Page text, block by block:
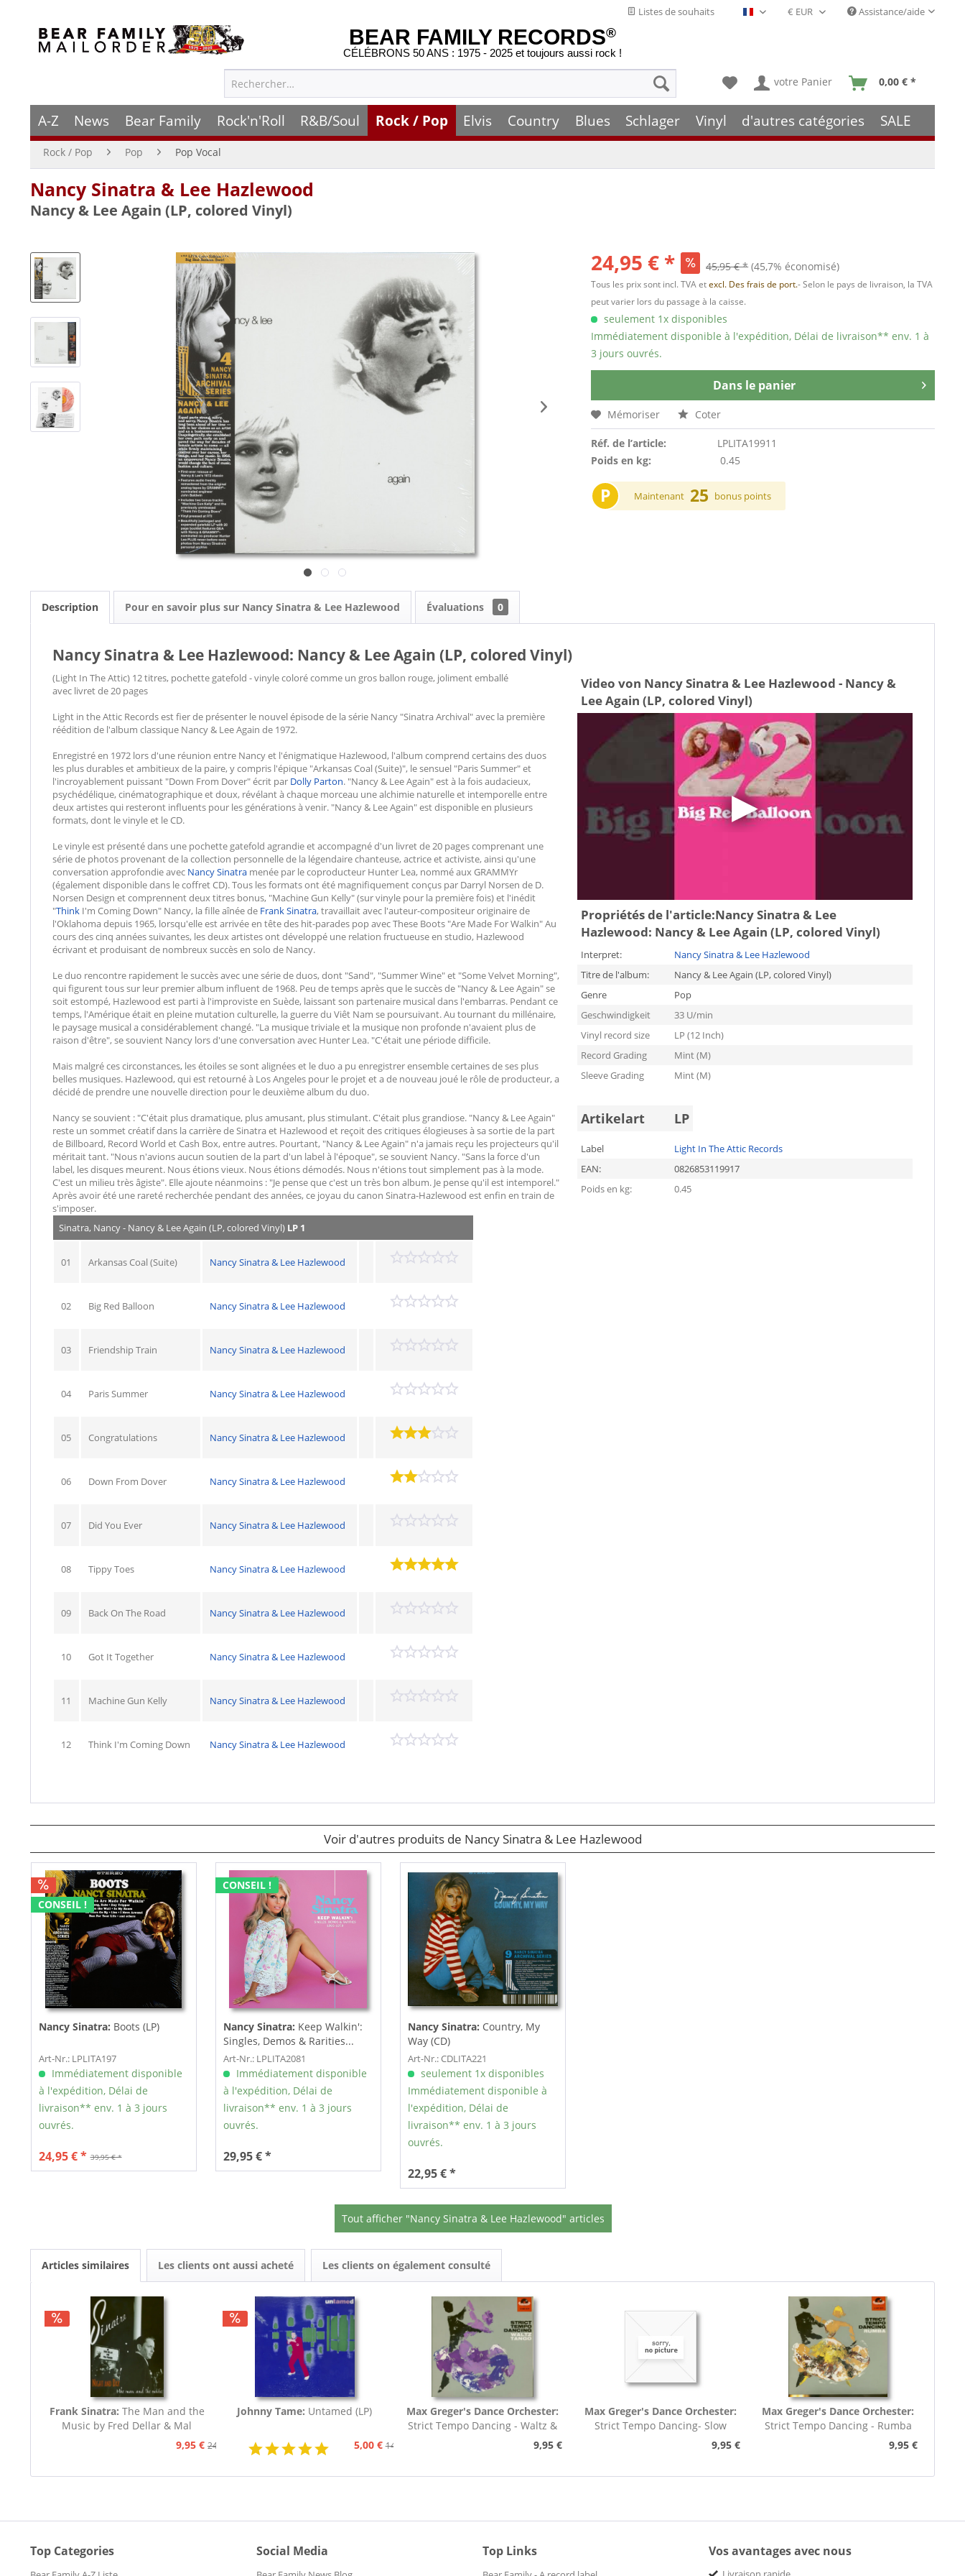
Listes de souhaits Français- FR Assistance/aide
BEAR FAMILY RECORDS®
CÉLÉBRONS 50 ANS : 1975 - 2025 et toujours aussi rock !
votre Panier 0,00 € *
A-Z News Bear Family Rock'n'Roll R&B/Soul Rock / Pop Elvis Country Blues Schlager Vinyl d'autres catégories SALE
Rock / Pop Pop Pop Vocal
Nancy Sinatra & Lee Hazlewood
Nancy & Lee Again (LP, colored Vinyl)
24,95 € * 45,95 € * (45,7% économisé)
Tous les prix sont incl. TVA etexcl. Des frais de port.- Selon le pays de livraison, la TVA
peut varier lors du passage à la caisse.
seulement 1x disponibles
Immédiatement disponible à l'expédition, Délai de livraison** env. 1 à
3 jours ouvrés.
Dans le panier
Mémoriser Coter
Réf. de l’article:
LPLITA19911
Poids en kg:
0.45
P Maintenant 25 bonus points
Description Pour en savoir plus sur Nancy Sinatra & Lee Hazlewood Évaluations 0
Nancy Sinatra & Lee Hazlewood: Nancy & Lee Again (LP, colored Vinyl)
(Light In The Attic) 12 titres, pochette gatefold - vinyle coloré comme un gros ballon rouge, joliment emballé
avec livret de 20 pages
Light in the Attic Records est fier de présenter le nouvel épisode de la série Nancy "Sinatra Archival" avec la première
réédition de l'album classique Nancy & Lee Again de 1972.
Enregistré en 1972 lors d'une réunion entre Nancy et l'énigmatique Hazlewood, l'album comprend certains des duos
les plus durables et ambitieux de la paire, y compris l'épique "Arkansas Coal (Suite)", le sensuel "Paris Summer" et
l'incroyablement puissant "Down From Dover" écrit par Dolly Parton. "Nancy & Lee Again" est à la fois audacieux,
psychédélique, cinématographique et doux, révélant à chaque morceau une alchimie naturelle et intemporelle entre
deux artistes qui resteront influents pour les générations à venir. "Nancy & Lee Again" est disponible en plusieurs
formats, dont le vinyle et le CD.
Le vinyle est présenté dans une pochette gatefold agrandie et accompagné d'un livret de 20 pages comprenant une
série de photos provenant de la collection personnelle de la légendaire chanteuse, actrice et activiste, ainsi qu'une
conversation approfondie avec Nancy Sinatra menée par le coproducteur Hunter Lea, nommé aux GRAMMYr
(également disponible dans le coffret CD). Tous les formats ont été magnifiquement conçus par Darryl Norsen de D.
Norsen Design et comprennent deux titres bonus, "Machine Gun Kelly" (sur vinyle pour la première fois) et l'inédit
"Think I'm Coming Down" Nancy, la fille aînée de Frank Sinatra, travaillait avec l'auteur-compositeur originaire de
l'Oklahoma depuis 1965, lorsqu'elle est arrivée en tête des hit-parades pop avec These Boots "Are Made For Walkin" Au
cours des cinq années suivantes, les deux artistes ont développé une relation fructueuse en studio, Hazlewood
écrivant et produisant de nombreux succès en solo de Nancy.
Le duo rencontre rapidement le succès avec une série de duos, dont "Sand", "Summer Wine" et "Some Velvet Morning",
qui figurent tous sur leur premier album influent de 1968. Peu de temps après que le succès de "Nancy & Lee Again" se
soit estompé, Hazlewood est parti à l'improviste en Suède, laissant son partenaire musical dans l'embarras. Pendant ce
temps, l'Amérique était en pleine mutation culturelle, la guerre du Viêt Nam se poursuivant. Au tournant du millénaire,
le paysage musical a considérablement changé. "La musique triviale et la musique non profonde n'avaient plus de
raison d'être", se souvient Nancy lors d'une conversation avec Hunter Lea. "C'était une période difficile.
Mais malgré ces circonstances, les étoiles se sont alignées et le duo a pu enregistrer ensemble certaines de ses plus
belles musiques. Hazlewood, qui est retourné à Los Angeles pour le projet et a de nouveau joué le rôle de producteur, a
décidé de prendre une nouvelle direction pour le deuxième album du duo.
Nancy se souvient : "C'était plus dramatique, plus amusant, plus stimulant. C'était plus grandiose. "Nancy & Lee Again"
reste un sommet créatif dans la carrière de Sinatra et Hazlewood et reçoit des critiques élogieuses à sa sortie de la part
de Billboard, Record World et Cash Box, entre autres. Pourtant, "Nancy & Lee Again" n'a jamais reçu les projecteurs qu'il
méritait tant. "Nous n'avions aucun soutien de la part d'un label à l'époque", se souvient Nancy. "Sans la force d'un
label, les disques meurent. Nous étions vieux. Nous étions démodés. Nous n'étions tout simplement pas à la mode.
C'est un milieu très âgiste". Elle ajoute néanmoins : "Je pense que c'est un très bon album. Je pense qu'il est intemporel."
Après avoir été une rareté recherchée pendant des années, ce joyau du canon Sinatra-Hazlewood est enfin en train de
s'imposer.
Video von Nancy Sinatra & Lee Hazlewood - Nancy &
Lee Again (LP, colored Vinyl)
Propriétés de l'article:Nancy Sinatra & Lee
Hazlewood: Nancy & Lee Again (LP, colored Vinyl)
Interpret:
Nancy Sinatra & Lee Hazlewood
Titre de l'album:
Nancy & Lee Again (LP, colored Vinyl)
Genre
Pop
Geschwindigkeit
33 U/min
Vinyl record size
LP (12 Inch)
Record Grading
Mint (M)
Sleeve Grading
Mint (M)
Artikelart LP
Label
Light In The Attic Records
EAN:
0826853119917
Poids en kg:
0.45
Sinatra, Nancy - Nancy & Lee Again (LP, colored Vinyl) LP 1
01 Arkansas Coal (Suite) Nancy Sinatra & Lee Hazlewood
02 Big Red Balloon Nancy Sinatra & Lee Hazlewood
03 Friendship Train Nancy Sinatra & Lee Hazlewood
04 Paris Summer Nancy Sinatra & Lee Hazlewood
05 Congratulations Nancy Sinatra & Lee Hazlewood
06 Down From Dover Nancy Sinatra & Lee Hazlewood
07 Did You Ever Nancy Sinatra & Lee Hazlewood
08 Tippy Toes Nancy Sinatra & Lee Hazlewood
09 Back On The Road Nancy Sinatra & Lee Hazlewood
10 Got It Together Nancy Sinatra & Lee Hazlewood
11 Machine Gun Kelly Nancy Sinatra & Lee Hazlewood
12 Think I'm Coming Down Nancy Sinatra & Lee Hazlewood
Voir d'autres produits de Nancy Sinatra & Lee Hazlewood
CONSEIL !
Nancy Sinatra: Boots (LP)
Art-Nr.: LPLITA197
Immédiatement disponible
à l'expédition, Délai de
livraison** env. 1 à 3 jours
ouvrés.
39,95 € *
24,95 € *
CONSEIL !
Nancy Sinatra: Keep Walkin':
Singles, Demos & Rarities...
Art-Nr.: LPLITA2081
Immédiatement disponible
à l'expédition, Délai de
livraison** env. 1 à 3 jours
ouvrés.
29,95 € *
Nancy Sinatra: Country, My
Way (CD)
Art-Nr.: CDLITA221
seulement 1x disponibles
Immédiatement disponible à
l'expédition, Délai de
livraison** env. 1 à 3 jours
ouvrés.
22,95 € *
Tout afficher "Nancy Sinatra & Lee Hazlewood" articles
Articles similaires Les clients ont aussi acheté Les clients on également consulté
Frank Sinatra: The Man and the
Music by Fred Dellar & Mal
9,95 € 24,95 €
Johnny Tame: Untamed (LP)
5,00 € 14,95 €
Max Greger's Dance Orchester:
Strict Tempo Dancing - Waltz &
9,95 €
Max Greger's Dance Orchester:
Strict Tempo Dancing- Slow
9,95 €
Max Greger's Dance Orchester:
Strict Tempo Dancing - Rumba
9,95 €
Top Categories Social Media Top Links Vos avantages avec nous